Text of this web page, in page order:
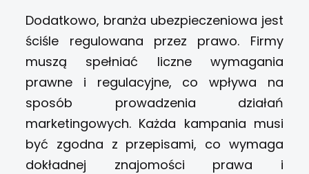
Dodatkowo, branża ubezpieczeniowa jest
ściśle regulowana przez prawo. Firmy
muszą spełniać liczne wymagania
prawne i regulacyjne, co wpływa na
sposób prowadzenia działań
marketingowych. Każda kampania musi
być zgodna z przepisami, co wymaga
dokładnej znajomości prawa i